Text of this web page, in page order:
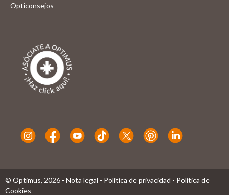
Opticonsejos
© Optimus, 2026 - Nota legal - Política de privacidad - Política de
Cookies